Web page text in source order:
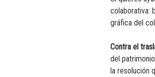
colaborativa:
gráfica del
Contra el
del
la resolución